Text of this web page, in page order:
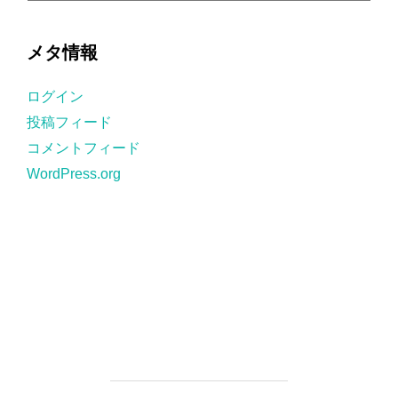
ー
メタ情報
ログイン
投稿フィード
コメントフィード
WordPress.org